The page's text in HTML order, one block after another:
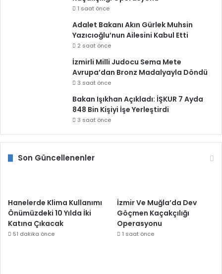
1 saat önce
Adalet Bakanı Akın Gürlek Muhsin
Yazıcıoğlu’nun Ailesini Kabul Etti
2 saat önce
İzmirli Milli Judocu Sema Mete
Avrupa’dan Bronz Madalyayla Döndü
3 saat önce
Bakan Işıkhan Açıkladı: İŞKUR 7 Ayda
848 Bin Kişiyi İşe Yerleştirdi
3 saat önce
Son Güncellenenler
Hanelerde Klima Kullanımı
Önümüzdeki 10 Yılda İki
Katına Çıkacak
51 dakika önce
İzmir Ve Muğla’da Dev
Göçmen Kaçakçılığı
Operasyonu
1 saat önce